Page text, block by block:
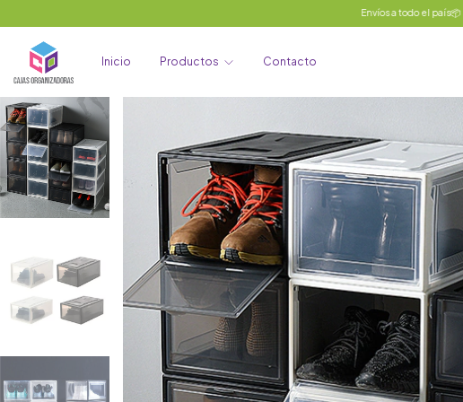
Envíos a todo el país📦 Envíos
Inicio Productos Contacto